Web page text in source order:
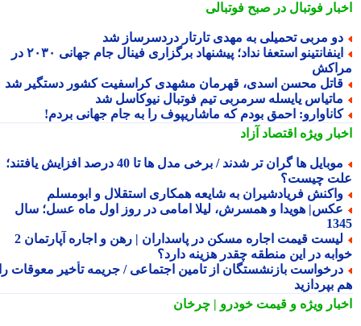
فوتبال در صبح فوتبالی
مربی تحمیلی به مهدی تارتار دردسرساز شد
اینفانتینو استعفا نداد؛ پیشنهاد برگزاری فینال جام جهانی ۲۰۳۰ در
محسن اسدی، قهرمان مشهدی کراسفیت کشور دستگیر شد
یایسله سرمربی تیم فوتبال نیوکاسل شد
احمق بودم که ماشاریپوف را به جام جهانی بردم!
ویژهاقتصاد آزاد
موبایل ها گران تر شدند / برخی مدل ها تا 40 درصد افزایش یافتند؛
چیست؟
فریادشیران به شایعه همکاری استقلال و ابومسلم
هویدا و همسرش، لیلا امامی در روز اول ماه عسل؛ سال
لیست قیمت اجاره مسکن در پاسداران | رهن و اجاره آپارتمان 2
در این منطقه چقدر هزینه دارد؟
بازنشستگان از تامین اجتماعی / جریمه تأخیر معوقات را
بپردازید
ویژهو قیمت خودرو | چرخان